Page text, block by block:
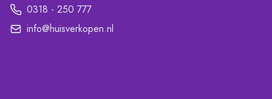
0318 - 250 777
info@huisverkopen.nl